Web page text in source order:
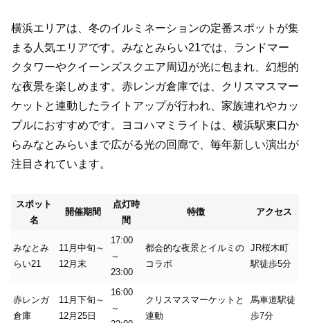
横浜エリアは、冬のイルミネーションの定番スポットが集
まる人気エリアです。みなとみらい21では、ランドマー
クタワーやクイーンズスクエア周辺が光に包まれ、幻想的
な夜景を楽しめます。赤レンガ倉庫では、クリスマスマー
ケットと連動したライトアップが行われ、家族連れやカッ
プルにおすすめです。ヨコハマミライトは、横浜駅東口か
らみなとみらいまで広がる光の回廊で、毎年新しい演出が
注目されています。
スポット
名
開催期間
点灯時
間
特徴 アクセス
みなとみ
らい21
11月中旬～
12月末
17:00
～
23:00
都会的な夜景とイルミの
コラボ
JR桜木町
駅徒歩5分
赤レンガ
倉庫
11月下旬～
12月25日
16:00
～
クリスマスマーケットと
連動
馬車道駅徒
歩7分